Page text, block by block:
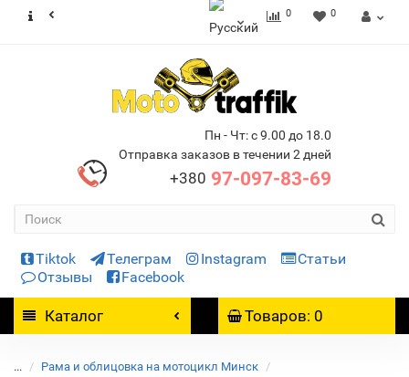
0 0
Пн - Чт: с 9.00 до 18.0
Отправка заказов в течении 2 дней
+380 97-097-83-69
Tiktok Телеграм Instagram
Статьи
Отзывы
Facebook
Каталог Товаров: 0
...
Рама и облицовка на мотоцикл Минск